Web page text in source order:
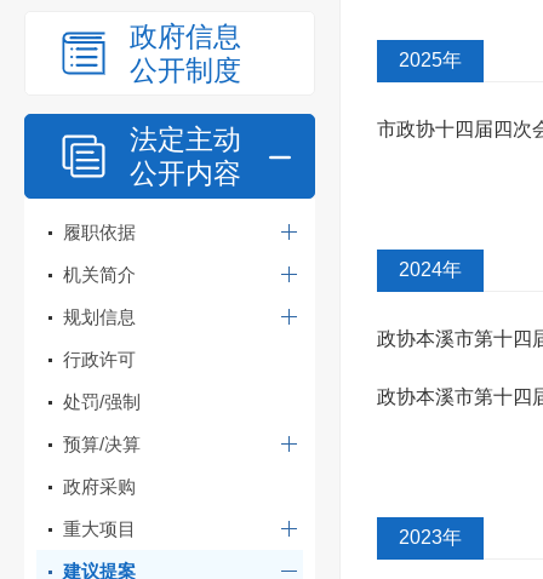
政府信息
公开制度
法定主动
公开内容
履职依据
机关简介
规划信息
行政许可
处罚/强制
预算/决算
政府采购
重大项目
建议提案
2025年
市政协十四届四次
2024年
政协本溪市第十四
3177号)答复
政协本溪市第十四
2023年